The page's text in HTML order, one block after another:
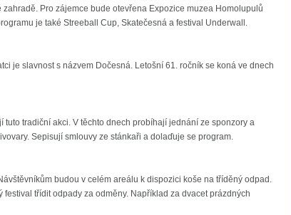
Pro zájemce bude otevřena Expozice muzea Homolupulů
je také Streeball Cup, Skatečesná a festival Underwall.
je slavnost s názvem Dočesná. Letošní 61. ročník se koná ve dnech
tradiční akci. V těchto dnech probíhají jednání ze sponzory a
Sepisují smlouvy ze stánkaři a dolaďuje se program.
budou v celém areálu k dispozici koše na tříděný odpad.
třídit odpady za odměny. Například za dvacet prázdných